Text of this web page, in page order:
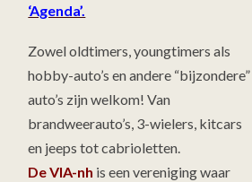
‘Agenda’.
Zowel oldtimers, youngtimers als
hobby-auto’s en andere “bijzondere”
auto’s zijn welkom! Van
brandweerauto’s, 3-wielers, kitcars
en jeeps tot cabrioletten.
De VIA-nh is een vereniging waar